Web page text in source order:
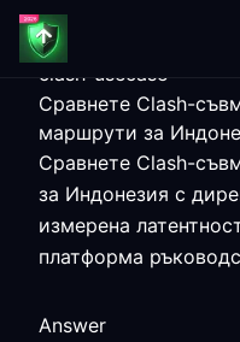
clash-usecase
Сравнете Clash-
маршрути за
Сравнете Clash-
за Индонезия с
измерена
платформа
Answer